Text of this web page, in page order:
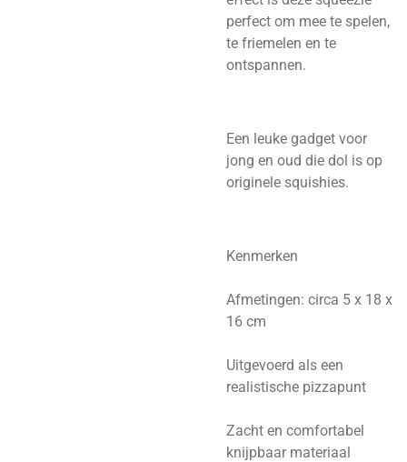
perfect om mee te spelen,
te friemelen en te
ontspannen.
Een leuke gadget voor
jong en oud die dol is op
originele squishies.
Kenmerken
Afmetingen: circa 5 x 18 x
16 cm
Uitgevoerd als een
realistische pizzapunt
Zacht en comfortabel
knijpbaar materiaal